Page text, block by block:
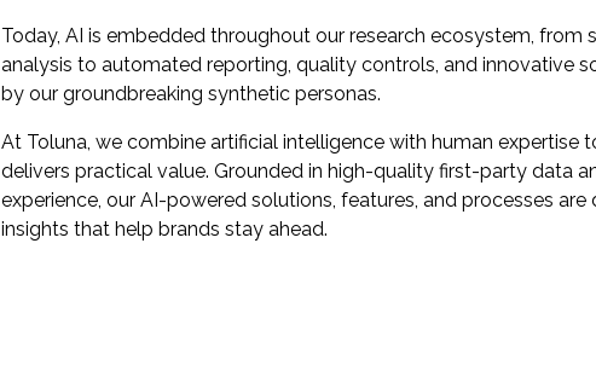
Today, AI is embedded throughout our research ecosystem, from
analysis to automated reporting, quality controls, and innovative
by our groundbreaking synthetic personas.
At Toluna, we combine artificial intelligence with human expertise
delivers practical value. Grounded in high-quality first-party data
experience, our AI-powered solutions, features, and processes
insights that help brands stay ahead.